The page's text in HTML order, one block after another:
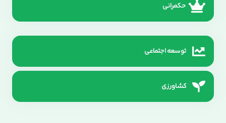
حکمرانی
توسعه اجتماعی
کشاورزی